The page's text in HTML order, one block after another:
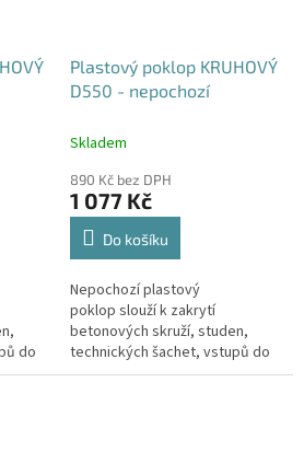
do
Plastový poklop KRUHOVÝ
D550 - nepochozí
Skladem
890 Kč bez DPH
1 077 Kč
Do košíku
Nepochozí plastový
poklop slouží k zakrytí
betonových skruží, studen,
technických šachet, vstupů do
sklepa, nádrží, jímek, septiků